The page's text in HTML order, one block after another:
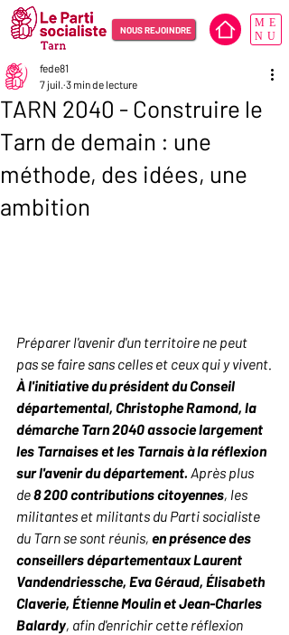
NOUS REJOINDRE
ME
NU
TARN 2040 - Construire le
Tarn de demain : une
méthode, des idées, une
ambition
fede81
7 juil. 3 min de lecture
Préparer l'avenir d'un territoire ne peut
pas se faire sans celles et ceux qui y vivent.
À l'initiative du président du Conseil
départemental, Christophe Ramond, la
démarche Tarn 2040 associe largement
les Tarnaises et les Tarnais à la réflexion
sur l'avenir du département. Après plus
de 8 200 contributions citoyennes, les
militantes et militants du Parti socialiste
du Tarn se sont réunis, en présence des
conseillers départementaux Laurent
Vandendriessche, Eva Géraud, Élisabeth
Claverie, Étienne Moulin et Jean-Charles
Balardy, afin d'enrichir cette réflexion